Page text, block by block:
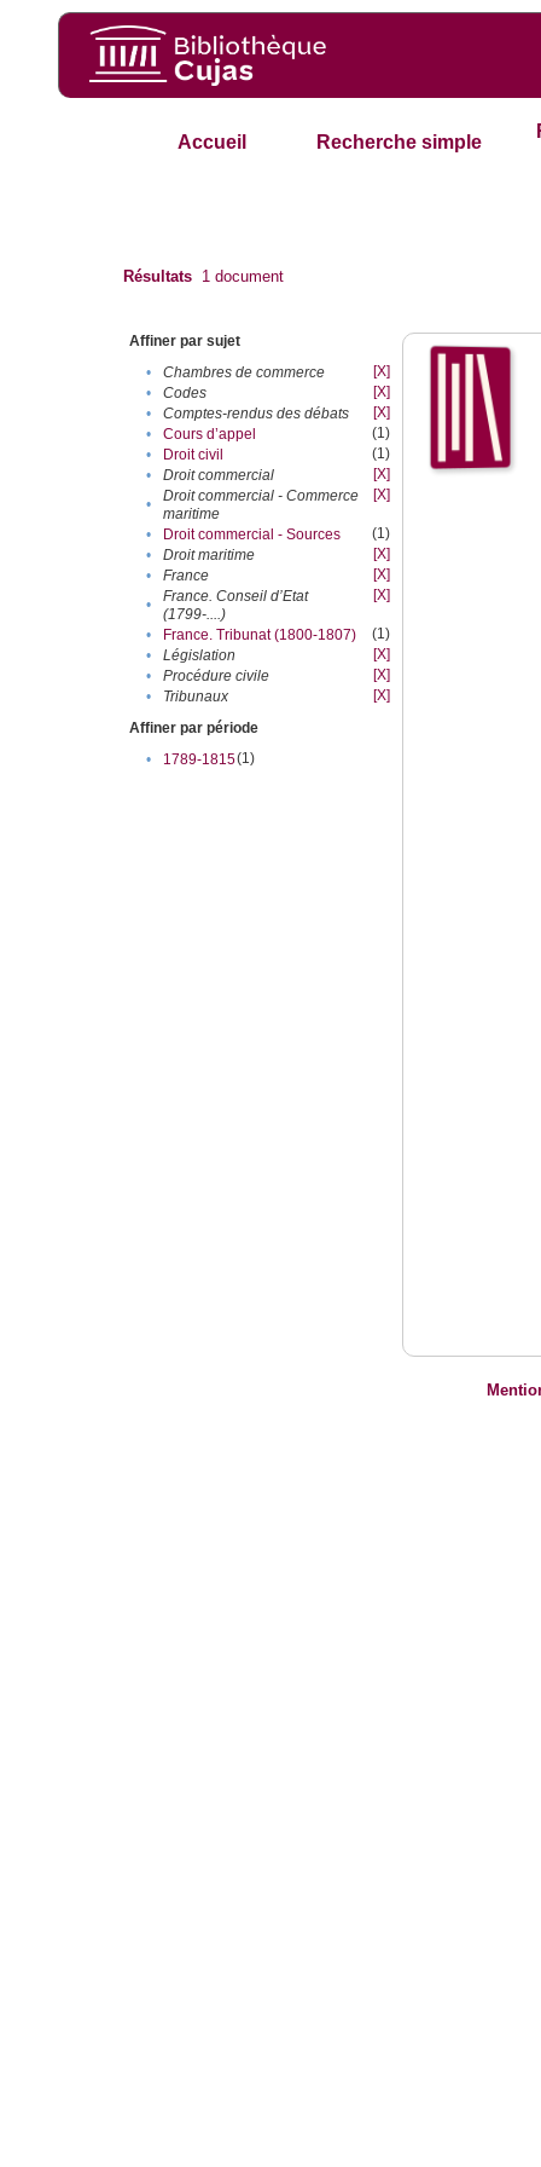
Accueil Recherche simple
Résultats 1 document
Affiner par sujet
•
Chambres de commerce
[X]
•
Codes
[X]
•
Comptes-rendus des débats
[X]
•
Cours d’appel
(1)
•
Droit civil
(1)
•
Droit commercial
[X]
•
Droit commercial - Commerce
maritime
[X]
• Droit commercial - Sources
(1)
•
Droit maritime
[X]
•
France
[X]
•
France. Conseil d’Etat
(1799-....)
[X]
• France. Tribunat (1800-1807)
(1)
•
Législation
[X]
•
Procédure civile
[X]
•
Tribunaux
[X]
Affiner par période
•
1789-1815(1)